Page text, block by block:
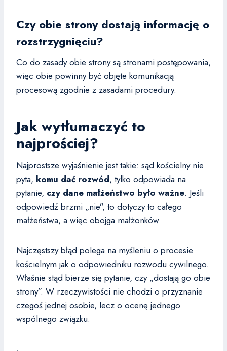
Czy obie strony dostają informację o
rozstrzygnięciu?
Co do zasady obie strony są stronami postępowania,
więc obie powinny być objęte komunikacją
procesową zgodnie z zasadami procedury.
Jak wytłumaczyć to
najprościej?
Najprostsze wyjaśnienie jest takie: sąd kościelny nie
pyta, komu dać rozwód, tylko odpowiada na
pytanie, czy dane małżeństwo było ważne. Jeśli
odpowiedź brzmi „nie”, to dotyczy to całego
małżeństwa, a więc obojga małżonków.
Najczęstszy błąd polega na myśleniu o procesie
kościelnym jak o odpowiedniku rozwodu cywilnego.
Właśnie stąd bierze się pytanie, czy „dostają go obie
strony”. W rzeczywistości nie chodzi o przyznanie
czegoś jednej osobie, lecz o ocenę jednego
wspólnego związku.